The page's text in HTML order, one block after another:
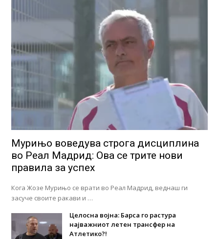
Мурињо воведува строга дисциплина
во Реал Мадрид: Ова се трите нови
правила за успех
Кога Жозе Мурињо се врати во Реал Мадрид, веднаш ги
засуче своите ракави и …
Целосна војна: Барса го растура
најважниот летен трансфер на
Атлетико?!